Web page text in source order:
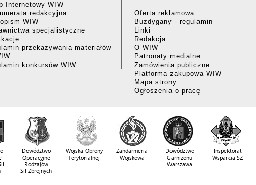
Internetowy WIW
redakcyjna
WIW
specjalistyczne
przekazywania materiałów
konkursów WIW
Oferta reklamowa
Buzdygany - regulamin
Linki
Redakcja
O WIW
Patronaty medialne
Zamówienia publiczne
Platforma zakupowa WIW
Mapa strony
Ogłoszenia o pracę
Dowództwo
Operacyjne
Rodzajów
Sił Zbrojnych
Wojska Obrony
Terytorialnej
Żandarmeria
Wojskowa
Dowództwo
Garnizonu
Warszawa
Inspektorat
Wsparcia SZ